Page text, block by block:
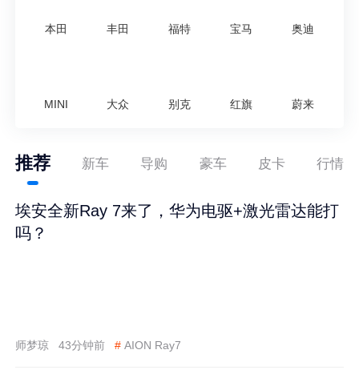
本田 丰田 福特 宝马 奥迪
MINI 大众 别克 红旗 蔚来
推荐 新车 导购 豪车 皮卡 行情
埃安全新Ray 7来了，华为电驱+激光雷达能打
吗？
师梦琼 43分钟前 # AION Ray7